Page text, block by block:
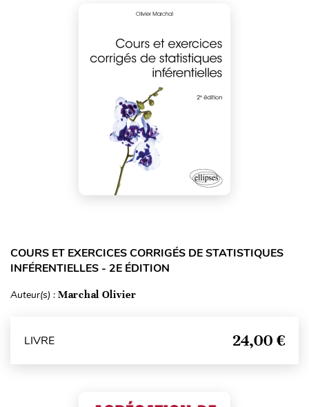
COURS ET EXERCICES CORRIGÉS DE STATISTIQUES
INFÉRENTIELLES - 2E ÉDITION
Auteur(s) : Marchal Olivier
LIVRE 24,00 €